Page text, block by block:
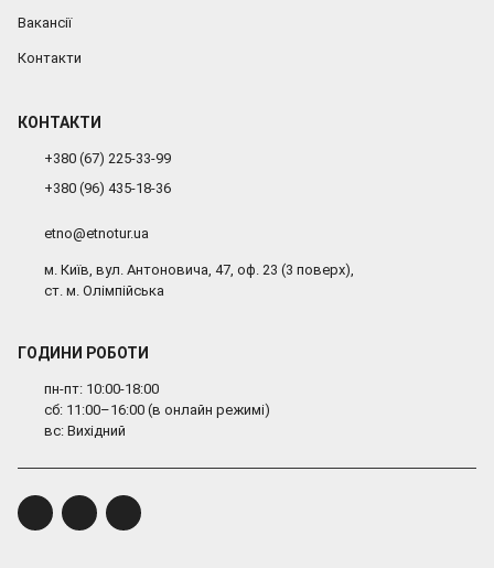
Вакансії
Контакти
КОНТАКТИ
+380 (67) 225-33-99
+380 (96) 435-18-36
etno@etnotur.ua
м. Київ, вул. Антоновича, 47, оф. 23 (3 поверх),
ст. м. Олімпійська
ГОДИНИ РОБОТИ
пн-пт: 10:00-18:00
сб: 11:00–16:00 (в онлайн режимі)
вс: Вихідний